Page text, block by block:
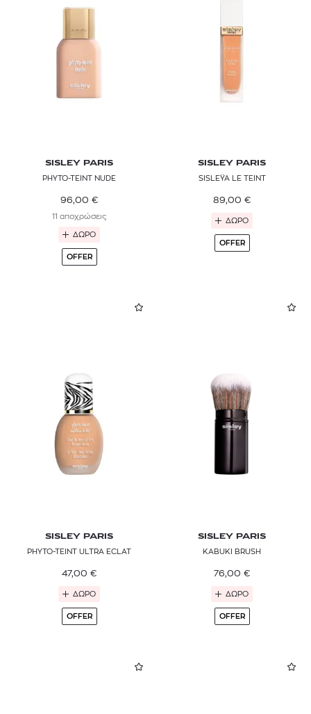
SISLEY PARIS
PHYTO-TEINT NUDE
96,00 €
11 αποχρώσεις
ΔΩΡΟ
OFFER
SISLEY PARIS
SISLEŸA LE TEINT
89,00 €
ΔΩΡΟ
OFFER
SISLEY PARIS
PHYTO-TEINT ULTRA ECLAT
47,00 €
ΔΩΡΟ
OFFER
SISLEY PARIS
KABUKI BRUSH
76,00 €
ΔΩΡΟ
OFFER